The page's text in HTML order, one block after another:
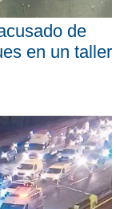
de
en un taller